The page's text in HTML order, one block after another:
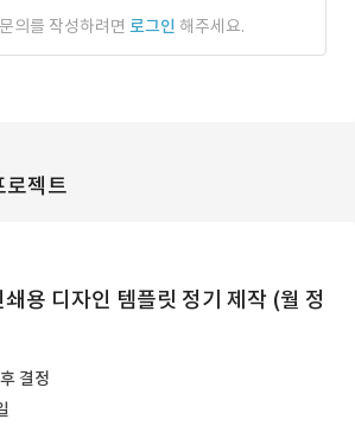
의를 작성하려면 로그인 해주세요.
로젝트
용 디자인 템플릿 정기 제작 (월 정
결정